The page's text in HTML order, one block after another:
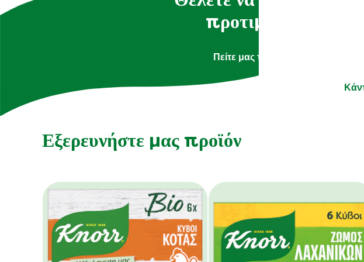
προτιμήσεις σας
Πείτε μας τι απολαμβάνετε να
Εξερευνήστε μας προϊόν